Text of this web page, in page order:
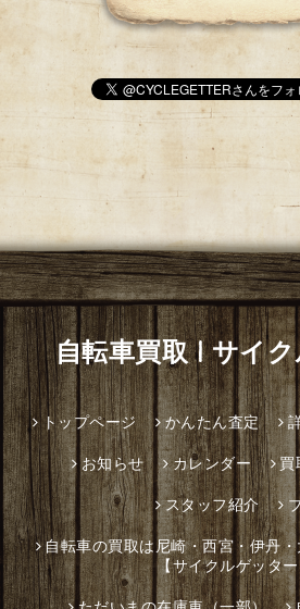
自転車買取 | サイ
トップページ かんたん査定
お知らせ カレンダー 買
スタッフ紹介
自転車の買取は尼崎・西宮・伊丹
【サイクルゲッタ